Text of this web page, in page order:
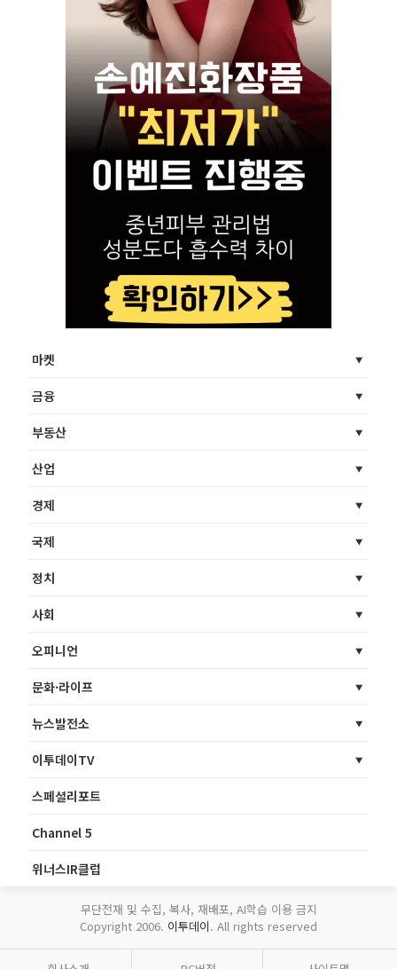
마켓
금융
부동산
산업
경제
국제
정치
사회
오피니언
문화·라이프
뉴스발전소
이투데이TV
스페셜리포트
Channel 5
위너스IR클럽
무단전재 및 수집, 복사, 재배포, AI학습 이용 금지
Copyright 2006. 이투데이. All rights reserved